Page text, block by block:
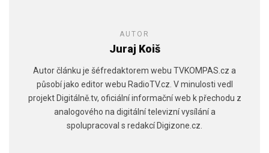
AUTOR
Juraj Koiš
Autor článku je šéfredaktorem webu TVKOMPAS.cz a
působí jako editor webu RadioTV.cz. V minulosti vedl
projekt Digitálně.tv, oficiální informační web k přechodu z
analogového na digitální televizní vysílání a
spolupracoval s redakcí Digizone.cz.